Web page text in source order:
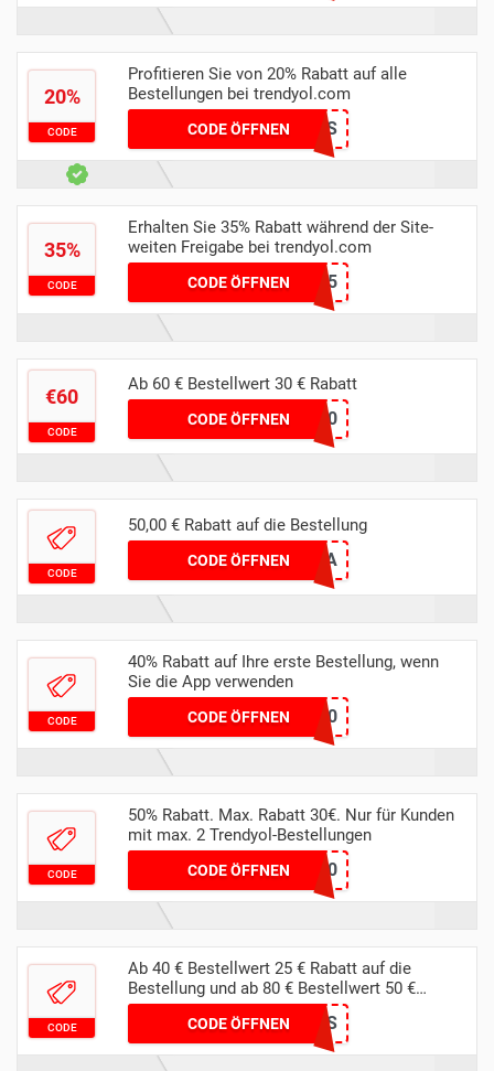
20%
CODE
Profitieren Sie von 20% Rabatt auf alle
Bestellungen bei trendyol.com
CODE ÖFFNENNOORS
35%
CODE
Erhalten Sie 35% Rabatt während der Site-
weiten Freigabe bei trendyol.com
CODE ÖFFNENLifeblog35
€60
CODE
Ab 60 € Bestellwert 30 € Rabatt
CODE ÖFFNEN
WELCOME30
CODE
50,00 € Rabatt auf die Bestellung
CODE ÖFFNENSORAYA
CODE
40% Rabatt auf Ihre erste Bestellung, wenn
Sie die App verwenden
CODE ÖFFNENFIRSTAPP40
CODE
50% Rabatt. Max. Rabatt 30€. Nur für Kunden
mit max. 2 Trendyol-Bestellungen
CODE ÖFFNENOMG50
CODE
Ab 40 € Bestellwert 25 € Rabatt auf die
Bestellung und ab 80 € Bestellwert 50 €
Rabatt auf die Bestellung
CODE ÖFFNENJULES